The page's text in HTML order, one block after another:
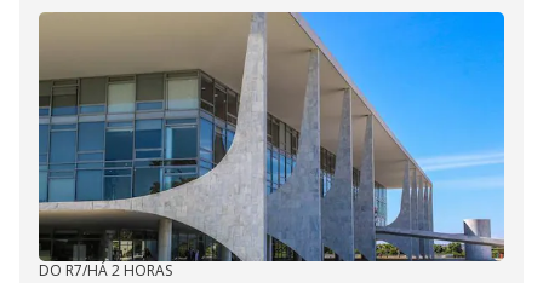
DO R7/HÁ 2 HORAS